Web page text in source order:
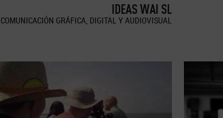
IDEAS WAI SL
COMUNICACIÓN GRÁFICA, DIGITAL Y AUDIOVISUAL